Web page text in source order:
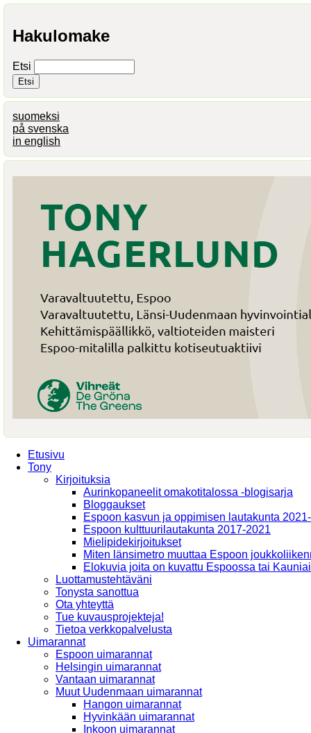
Hakulomake
Etsi
suomeksi
på svenska
in english
Etusivu
Tony
Kirjoituksia
Aurinkopaneelit omakotitalossa -blogisarja
Bloggaukset
Espoon kasvun ja oppimisen lautakunta
Espoon kulttuurilautakunta 2017-2021
Mielipidekirjoitukset
Miten länsimetro muuttaa Espoon
Elokuvia joita on kuvattu Espoossa tai
Luottamustehtäväni
Tonysta sanottua
Ota yhteyttä
Tue kuvausprojekteja!
Tietoa verkkopalvelusta
Uimarannat
Espoon uimarannat
Helsingin uimarannat
Vantaan uimarannat
Muut Uudenmaan uimarannat
Hangon uimarannat
Hyvinkään uimarannat
Inkoon uimarannat